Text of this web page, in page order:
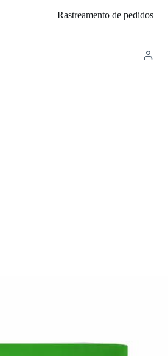
Rastreamento de pedidos